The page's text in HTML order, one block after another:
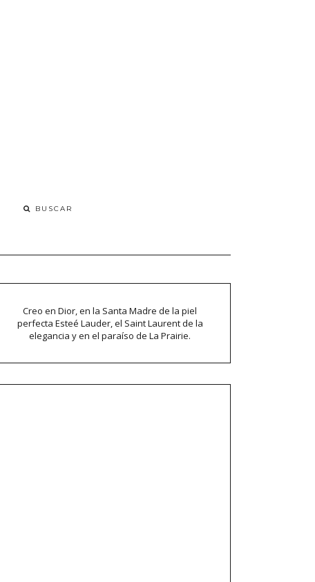
Creo en Dior, en la Santa Madre de la piel
perfecta Esteé Lauder, el Saint Laurent de la
elegancia y en el paraíso de La Prairie.